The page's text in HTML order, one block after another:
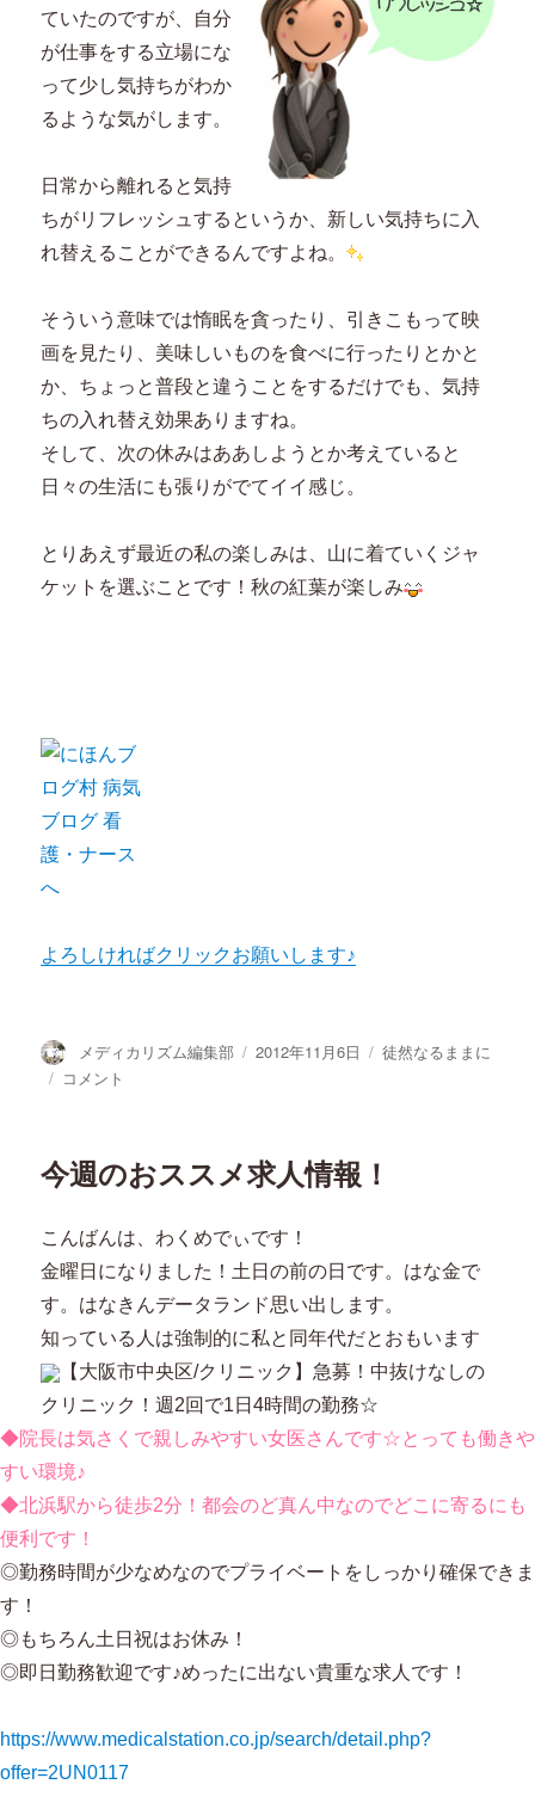
ていたのですが、自分
が仕事をする立場にな
って少し気持ちがわか
るような気がします。
日常から離れると気持
ちがリフレッシュするというか、新しい気持ちに入
れ替えることができるんですよね。
そういう意味では惰眠を貪ったり、引きこもって映
画を見たり、美味しいものを食べに行ったりとかと
か、ちょっと普段と違うことをするだけでも、気持
ちの入れ替え効果ありますね。
そして、次の休みはああしようとか考えていると
日々の生活にも張りがでてイイ感じ。
とりあえず最近の私の楽しみは、山に着ていくジャ
ケットを選ぶことです！秋の紅葉が楽しみ
よろしければクリックお願いします♪
投
稿
メディカリズム編集部
投
2012年11月6日
カ
徒然なるままに
休
の
味
の
こ
コメント
今週のおススメ求人情報！
こんばんは、わくめでぃです！
金曜日になりました！土日の前の日です。はな金で
す。はなきんデータランド思い出します。
知っている人は強制的に私と同年代だとおもいます
【大阪市中央区/クリニック】急募！中抜けなしの
クリニック！週2回で1日4時間の勤務☆
◆院長は気さくで親しみやすい女医さんです☆とっても働きや
すい環境♪
◆北浜駅から徒歩2分！都会のど真ん中なのでどこに寄るにも
便利です！
◎勤務時間が少なめなのでプライベートをしっかり確保できま
す！
◎もちろん土日祝はお休み！
◎即日勤務歓迎です♪めったに出ない貴重な求人です！
https://www.medicalstation.co.jp/search/detail.php?
offer=2UN0117